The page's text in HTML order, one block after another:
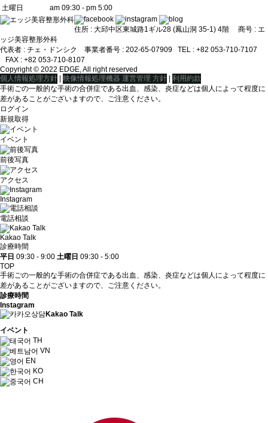
土曜日
am 09:30 - pm 5:00
住所 : 大邱中区東城路1ギル28 (鳳山洞 35-1) 4階 商号 : エ
ッジ美容整形外科
代表者 : チェ・ドンシクㅤ ㅤ 事業者番号 : 202-65-07909ㅤ TEL : +82 053-710-7107
ㅤ FAX : +82 053-710-8107
Copyright © 2022 EDGE, All right reserved
個人情報処理方針 | 映像情報処理機器 運営管理 方針 | 利用約款
手術ごの一般的な手術の合併症である出血、感染、炎症などは個人によって程度に
差があることがございますので、ご注意ください。
ログイン
新規取得
イベント
前後写真
アクセス
Instagram
電話相談
Kakao Talk
診療時間
平日 09:30 - 9:00 土曜日 09:30 - 5:00
TOP
手術ごの一般的な手術の合併症である出血、感染、炎症などは個人によって程度に
差があることがございますので、ご注意ください。
診療時間
Instagram
Kakao Talk
イベント
TH
VN
EN
KO
CH